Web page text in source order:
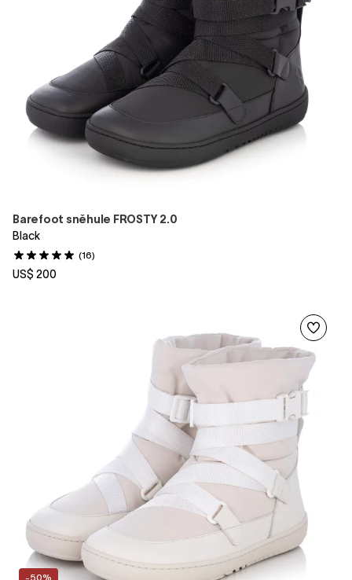
Barefoot sněhule FROSTY 2.0
Black
(16)
US$ 200
-50%